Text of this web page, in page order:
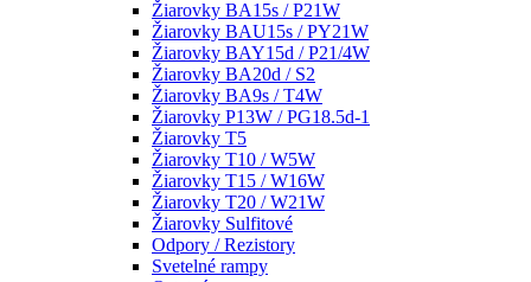
Žiarovky BA15s / P21W
Žiarovky BAU15s / PY21W
Žiarovky BAY15d / P21/4W
Žiarovky BA20d / S2
Žiarovky BA9s / T4W
Žiarovky P13W / PG18.5d-1
Žiarovky T5
Žiarovky T10 / W5W
Žiarovky T15 / W16W
Žiarovky T20 / W21W
Žiarovky Sulfitové
Odpory / Rezistory
Svetelné rampy